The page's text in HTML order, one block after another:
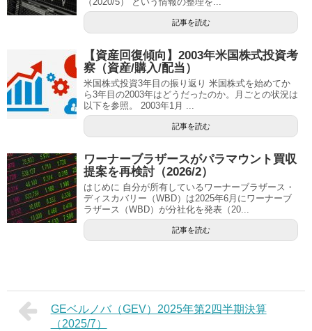
記事を読む
【資産回復傾向】2003年米国株式投資考
察（資産/購入/配当）
米国株式投資3年目の振り返り 米国株式を始めてか
ら3年目の2003年はどうだったのか。月ごとの状況は
以下を参照。 2003年1月 ...
記事を読む
ワーナーブラザースがパラマウント買収
提案を再検討（2026/2）
はじめに 自分が所有しているワーナーブラザース・
ディスカバリー（WBD）は2025年6月にワーナーブ
ラザース（WBD）が分社化を発表（20...
記事を読む
GEベルノバ（GEV）2025年第2四半期決算
（2025/7）